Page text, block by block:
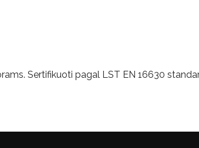
Sertifikuoti pagal LST EN 16630